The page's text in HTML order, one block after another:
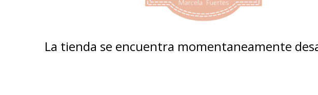
La tienda se encuentra momentaneamente